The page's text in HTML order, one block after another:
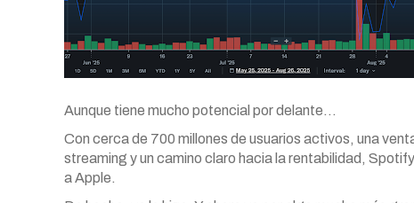
Aunque tiene mucho potencial por delante…
Con cerca de 700 millones de usuarios activos, una
streaming y un camino claro hacia la rentabilidad,
a Apple.